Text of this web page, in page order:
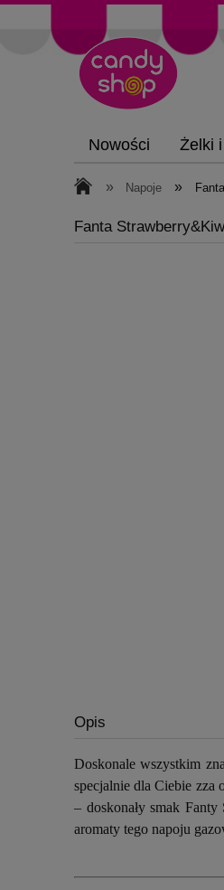
Nowości Żelki
» Napoje »
Fanta
Opis
Doskonale wszystkim
specjalnie dla Ciebie zza
– doskonały smak
aromaty tego napoju